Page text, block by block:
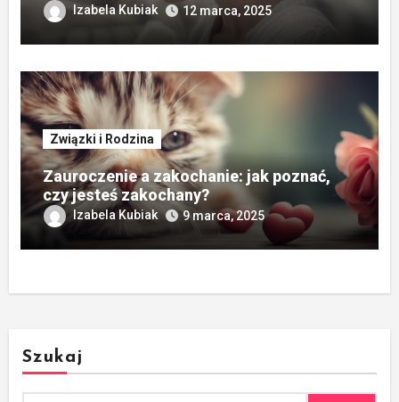
Izabela Kubiak 12 marca, 2025
Związki i Rodzina
Zauroczenie a zakochanie: jak poznać,
czy jesteś zakochany?
Izabela Kubiak 9 marca, 2025
Szukaj